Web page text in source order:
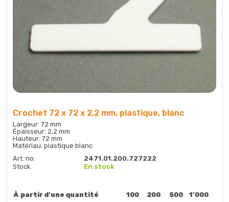
Crochet 72 x 72 x 2,2 mm, plastique, blanc
Largeur: 72 mm
Épaisseur: 2,2 mm
Hauteur: 72 mm
Matériau: plastique blanc
Art. no.
2471.01.200.727222
Stock
En stock
À partir d’une quantité 100 200 500 1’000